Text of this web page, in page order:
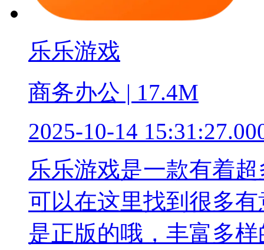
乐乐游戏
商务办公 | 17.4M
2025-10-14
乐乐游戏是一款有着
可以在这里找到很多
是正版的哦，丰富多